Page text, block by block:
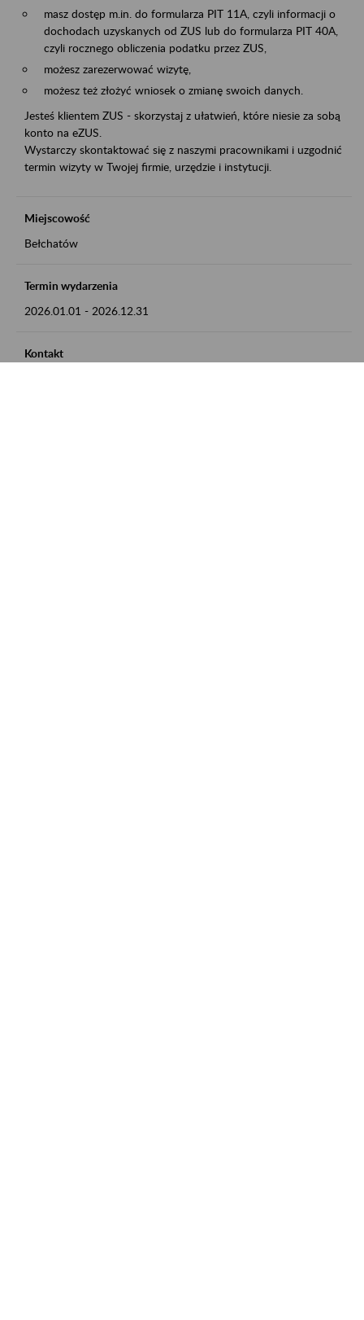
masz dostęp m.in. do formularza PIT 11A, czyli informacji o
dochodach uzyskanych od ZUS lub do formularza PIT 40A,
czyli rocznego obliczenia podatku przez ZUS,
możesz zarezerwować wizytę,
możesz też złożyć wniosek o zmianę swoich danych.
Jesteś klientem ZUS - skorzystaj z ułatwień, które niesie za sobą
konto na eZUS.
Wystarczy skontaktować się z naszymi pracownikami i uzgodnić
termin wizyty w Twojej firmie, urzędzie i instytucji.
Miejscowość
Bełchatów
Termin wydarzenia
2026.01.01 - 2026.12.31
Kontakt